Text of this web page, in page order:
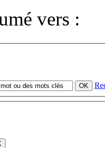
vers :